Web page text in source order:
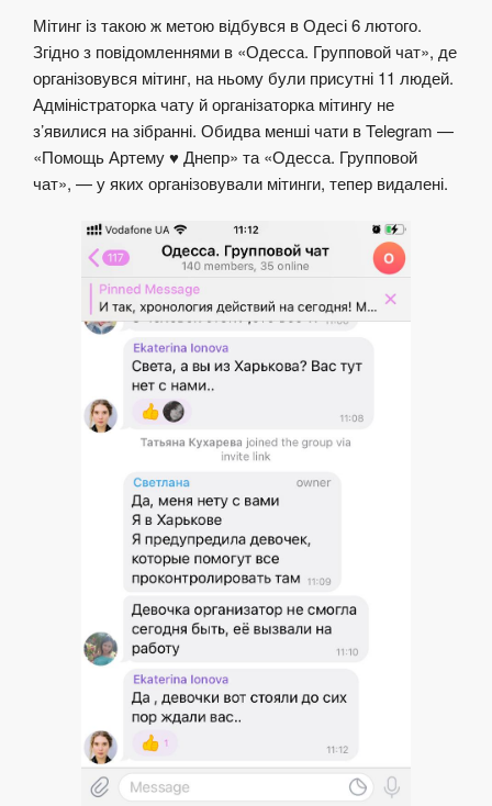
Мітинг із такою ж метою відбувся в Одесі 6 лютого.
Згідно з повідомленнями в «Одесса. Групповой чат», де
організовувся мітинг, на ньому були присутні 11 людей.
Адміністраторка чату й організаторка мітингу не
з’явилися на зібранні. Обидва менші чати в Telegram —
«Помощь Артему ♥ Днепр» та «Одесса. Групповой
чат», — у яких організовували мітинги, тепер видалені.